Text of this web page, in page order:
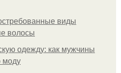
виды
волосы
одежду: как мужчины
моду